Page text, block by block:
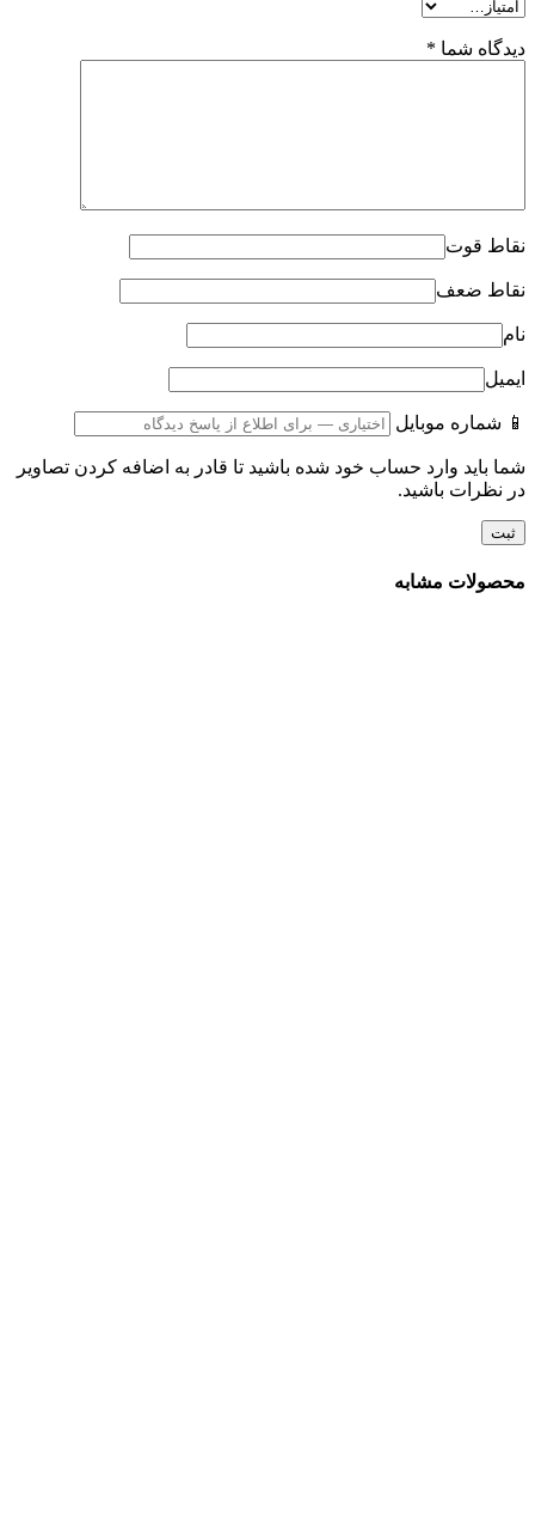
دیدگاه شما *
نقاط قوت
نقاط ضعف
نام
ایمیل
📱 شماره موبایل
شما باید وارد حساب خود شده باشید تا قادر به اضافه کردن تصاویر
در نظرات باشید.
محصولات مشابه